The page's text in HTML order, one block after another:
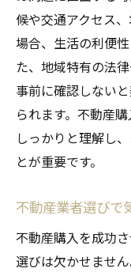
候や交通アクセス
場合、生活の利便
た、地域特有の法
事前に確認しない
られます。不動産
しっかりと理解し
とが重要です。
不動産業者選びで
不動産購入を成功
選びは欠かせませ